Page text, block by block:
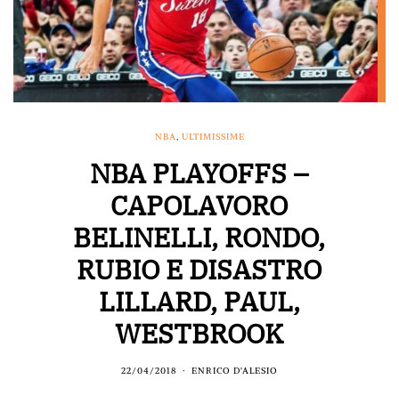
NBA, ULTIMISSIME
NBA PLAYOFFS –
CAPOLAVORO
BELINELLI, RONDO,
RUBIO E DISASTRO
LILLARD, PAUL,
WESTBROOK
22/04/2018 ENRICO D'ALESIO